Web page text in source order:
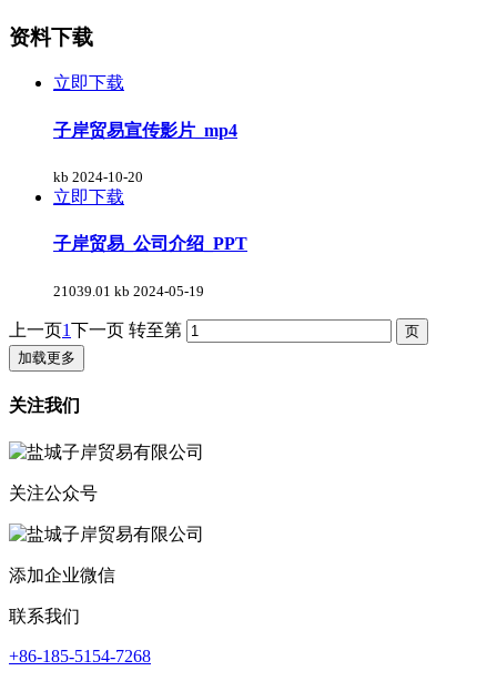
资料下载
立即下载
子岸贸易宣传影片_mp4
kb 2024-10-20
立即下载
子岸贸易_公司介绍_PPT
21039.01 kb 2024-05-19
上一页1下一页 转至第
加载更多
关注我们
关注公众号
添加企业微信
联系我们
+86-185-5154-7268